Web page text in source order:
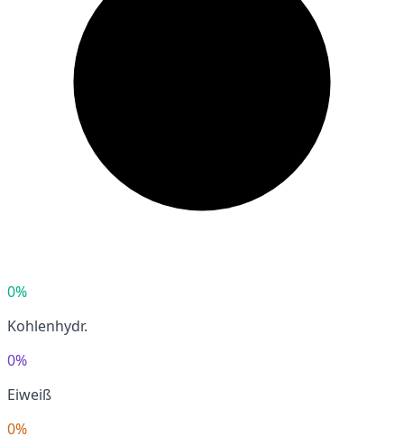
0%
Kohlenhydr.
0%
Eiweiß
0%